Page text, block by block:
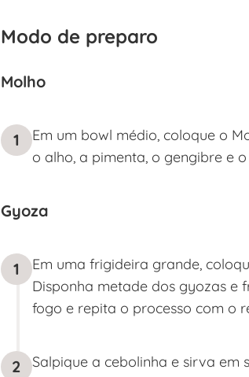
Modo de preparo
Molho
1
Em um bowl médio, coloque o
o alho, a pimenta, o gengibre e
Gyoza
1
Em uma frigideira grande,
Disponha metade dos gyozas e
fogo e repita o processo com o
2 Salpique a cebolinha e sirva em